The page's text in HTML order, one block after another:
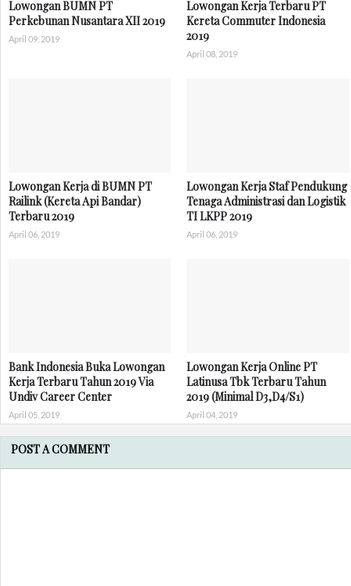
Lowongan BUMN PT
Perkebunan Nusantara XII 2019
April 09, 2019
Lowongan Kerja Terbaru PT
Kereta Commuter Indonesia
2019
April 08, 2019
Lowongan Kerja di BUMN PT
Railink (Kereta Api Bandar)
Terbaru 2019
April 06, 2019
Lowongan Kerja Staf Pendukung
Tenaga Administrasi dan Logistik
TI LKPP 2019
April 06, 2019
Bank Indonesia Buka Lowongan
Kerja Terbaru Tahun 2019 Via
Undiv Career Center
April 05, 2019
Lowongan Kerja Online PT
Latinusa Tbk Terbaru Tahun
2019 (Minimal D3,D4/S1)
April 04, 2019
POST A COMMENT